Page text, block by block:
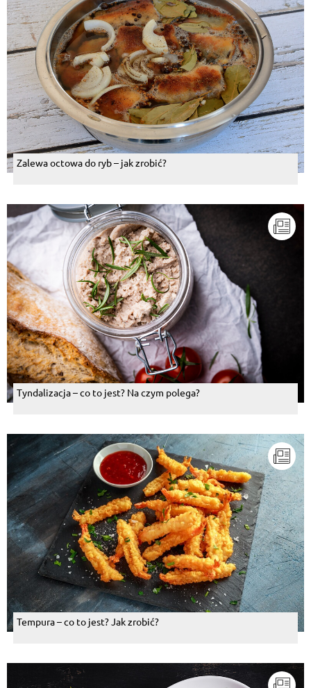
Zalewa octowa do ryb – jak zrobić?
Tyndalizacja – co to jest? Na czym polega?
Tempura – co to jest? Jak zrobić?